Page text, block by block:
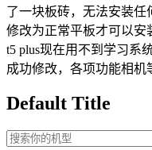
了一块板砖，无法安装任
修改为正常平板才可以安
t5 plus现在用不到学习系
成功修改，各项功能相机
Default Title